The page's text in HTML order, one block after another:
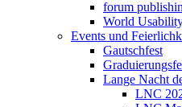
forum
World
Events und
Gautschfest
Lange Nacht
LNC